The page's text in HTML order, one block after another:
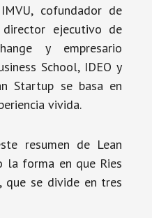
cofundador de
director ejecutivo de
y empresario
School, IDEO y
Startup se basa en
vivida.
resumen de Lean
la forma en que Ries
se divide en tres